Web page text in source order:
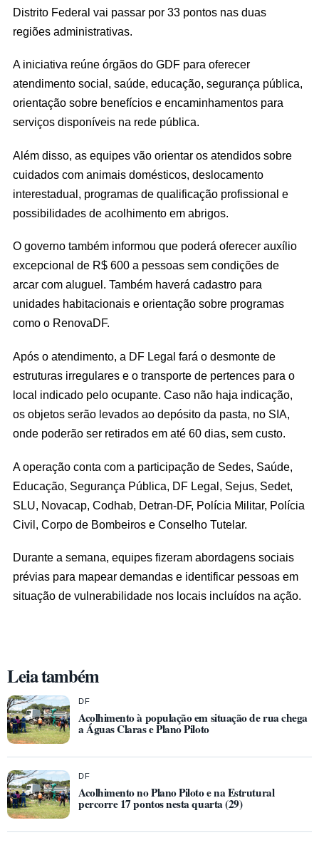
Distrito Federal vai passar por 33 pontos nas duas
regiões administrativas.
A iniciativa reúne órgãos do GDF para oferecer
atendimento social, saúde, educação, segurança pública,
orientação sobre benefícios e encaminhamentos para
serviços disponíveis na rede pública.
Além disso, as equipes vão orientar os atendidos sobre
cuidados com animais domésticos, deslocamento
interestadual, programas de qualificação profissional e
possibilidades de acolhimento em abrigos.
O governo também informou que poderá oferecer auxílio
excepcional de R$ 600 a pessoas sem condições de
arcar com aluguel. Também haverá cadastro para
unidades habitacionais e orientação sobre programas
como o RenovaDF.
Após o atendimento, a DF Legal fará o desmonte de
estruturas irregulares e o transporte de pertences para o
local indicado pelo ocupante. Caso não haja indicação,
os objetos serão levados ao depósito da pasta, no SIA,
onde poderão ser retirados em até 60 dias, sem custo.
A operação conta com a participação de Sedes, Saúde,
Educação, Segurança Pública, DF Legal, Sejus, Sedet,
SLU, Novacap, Codhab, Detran-DF, Polícia Militar, Polícia
Civil, Corpo de Bombeiros e Conselho Tutelar.
Durante a semana, equipes fizeram abordagens sociais
prévias para mapear demandas e identificar pessoas em
situação de vulnerabilidade nos locais incluídos na ação.
Leia também
DF
Acolhimento à população em situação de rua chega
a Águas Claras e Plano Piloto
DF
Acolhimento no Plano Piloto e na Estrutural
percorre 17 pontos nesta quarta (29)